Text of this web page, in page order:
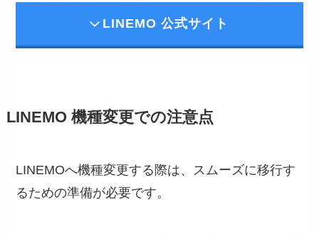
LINEMO 公式サイト
LINEMO 機種変更での注意点
LINEMOへ機種変更する際は、スムーズに移行す
るための準備が必要です。